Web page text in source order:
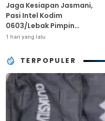
Jaga Kesiapan Jasmani,
Pasi Intel Kodim
0603/Lebak Pimpin
Pembinaan Fisik Rutin
1 hari yang lalu
TERPOPULER